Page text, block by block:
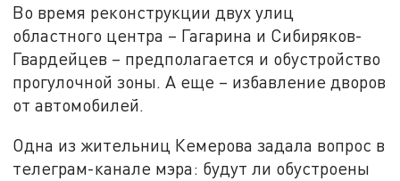
Во время реконструкции двух улиц
областного центра – Гагарина и Сибиряков-
Гвардейцев – предполагается и обустройство
прогулочной зоны. А еще – избавление дворов
от автомобилей.
Одна из жительниц Кемерова задала вопрос в
телеграм-канале мэра: будут ли обустроены